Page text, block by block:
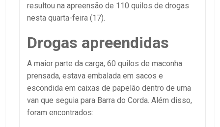
resultou na apreensão de 110 quilos de drogas
nesta quarta-feira (17).
Drogas apreendidas
A maior parte da carga, 60 quilos de maconha
prensada, estava embalada em sacos e
escondida em caixas de papelão dentro de uma
van que seguia para Barra do Corda. Além disso,
foram encontrados: